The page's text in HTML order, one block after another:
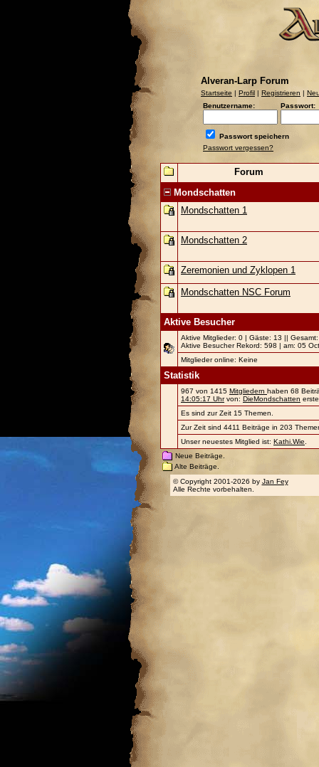
Alveran-Larp Forum
Startseite | Profil | Registrieren |
Benutzername:
Passwort:
Passwort speichern
Passwort vergessen?
Forum
Mondschatten
Mondschatten 1
Mondschatten 2
Zeremonien und Zyklopen 1
Mondschatten NSC Forum
Aktive Besucher
Aktive Mitglieder: 0 | Gäste: 13 ||
Aktive Besucher Rekord: 598 | am: 05
Mitglieder online: Keine
Statistik
967 von 1415 Mitgliedern haben 68
14:05:17 Uhrvon: DieMondschatten
Es sind zur Zeit 15 Themen.
Zur Zeit sind 4411 Beiträge in 203
Unser neuestes Mitglied ist: Kathi.Wie
Neue Beiträge.
Alte Beiträge.
© Copyright 2001-2026 by Jan Fey
Alle Rechte vorbehalten.